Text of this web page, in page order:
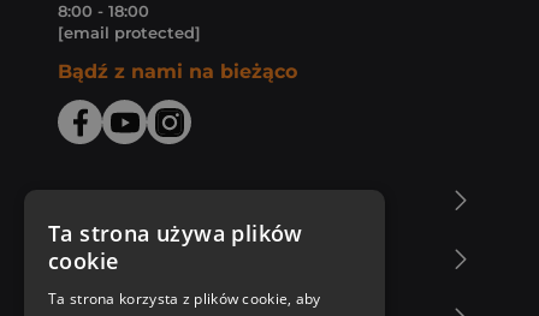
8:00 - 18:00
[email protected]
Bądź z nami na bieżąco
Zakupy u nas
Ta strona używa plików
cookie
Ta strona korzysta z plików cookie, aby